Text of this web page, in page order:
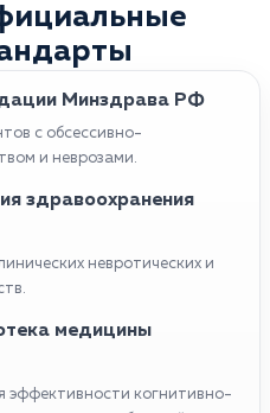
Минздрава РФ
с обсессивно-
и неврозами.
здравоохранения
невротических и
медицины
эффективности когнитивно-